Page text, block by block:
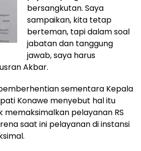
bersangkutan. Saya
sampaikan, kita tetap
berteman, tapi dalam soal
jabatan dan tanggung
jawab, saya harus
Akbar.
sementara Kepala
Konawe menyebut hal itu
memaksimalkan pelayanan RS
saat ini pelayanan di instansi